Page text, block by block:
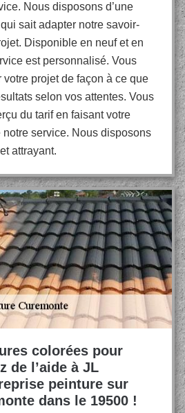
Nous disposons d’une
sait adapter notre savoir-
Disponible en neuf et en
est personnalisé. Vous
projet de façon à ce que
selon vos attentes. Vous
du tarif en faisant votre
service. Nous disposons
attrayant.
colorées pour
de l’aide à JL
peinture sur
dans le 19500 !